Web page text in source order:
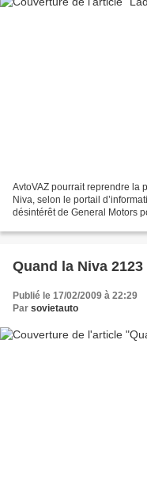
AvtoVAZ pourrait reprendre la
Niva, selon le portail
désintérêt de General Motors
Quand la Niva
Publié le 17/02/2009 à 22:29
Par sovietauto